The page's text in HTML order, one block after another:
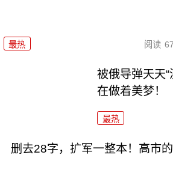
最热 阅读
被俄导弹天天
在做着美梦！
最热
删去28字，扩军一整本！高市